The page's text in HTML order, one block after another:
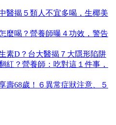
醫揭５類人不宜多喝，生椰美
麼喝？營養師曝４功效，警告
素D？台大醫揭７大隱形陷阱
紅？營養師：吃對這１件事，
壽68歲！６異常症狀注意、５